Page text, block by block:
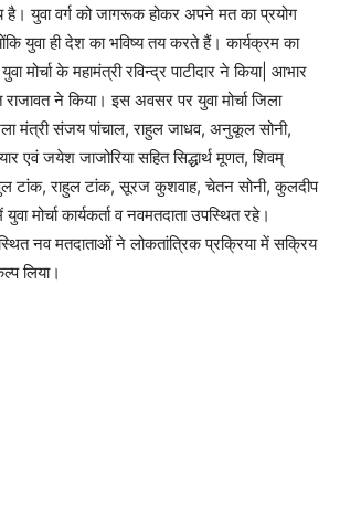
है। युवा वर्ग को जागरूक होकर अपने मत का प्रयोग
युवा ही देश का भविष्य तय करते हैं। कार्यक्रम का
मोर्चा के महामंत्री रविन्द्र पाटीदार ने किया| आभार
राजावत ने किया। इस अवसर पर युवा मोर्चा जिला
मंत्री संजय पांचाल, राहुल जाधव, अनुकूल सोनी,
एवं जयेश जाजोरिया सहित सिद्धार्थ मूणत, शिवम्
टांक, राहुल टांक, सूरज कुशवाह, चेतन सोनी, कुलदीप
मोर्चा कार्यकर्ता व नवमतदाता उपस्थित रहे।
नव मतदाताओं ने लोकतांत्रिक प्रक्रिया में सक्रिय
लिया।